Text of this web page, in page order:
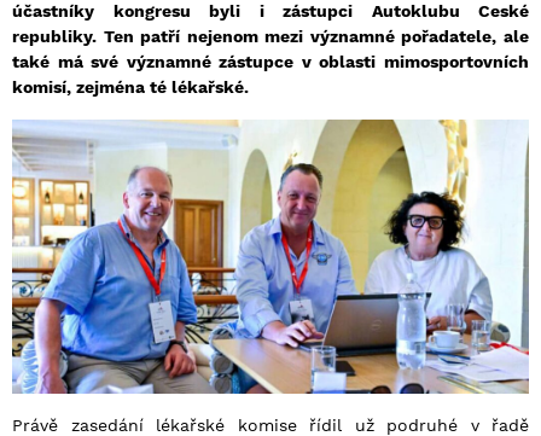
účastníky kongresu byli i zástupci Autoklubu Ceské
republiky. Ten patří nejenom mezi významné pořadatele, ale
také má své významné zástupce v oblasti mimosportovních
komisí, zejména té lékařské.
Právě zasedání lékařské komise řídil už podruhé v řadě